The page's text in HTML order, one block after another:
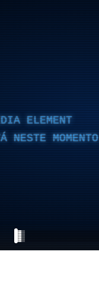
ELEMENT
NESTE